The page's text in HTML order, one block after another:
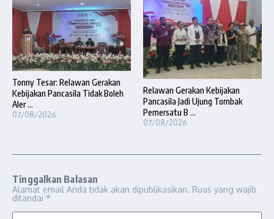
Tonny Tesar: Relawan Gerakan
Kebijakan Pancasila Tidak Boleh
Aler ...
07/08/2026
Relawan Gerakan Kebijakan
Pancasila Jadi Ujung Tombak
Pemersatu B ...
07/08/2026
Tinggalkan Balasan
Alamat email Anda tidak akan dipublikasikan. Ruas yang wajib
ditandai *